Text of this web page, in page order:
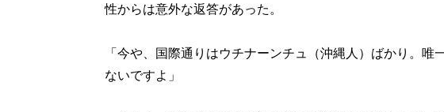
性からは意外な返答があった。
「今や、国際通りはウチナーンチュ（沖縄人）ばかり。
ないですよ」